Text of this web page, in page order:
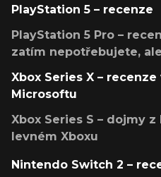
PlayStation 5 – recenze
PlayStation 5 Pro –
zatím nepotřebujete,
Xbox Series X –
Microsoftu
Xbox Series S – dojmy
levném Xboxu
Nintendo Switch 2 –